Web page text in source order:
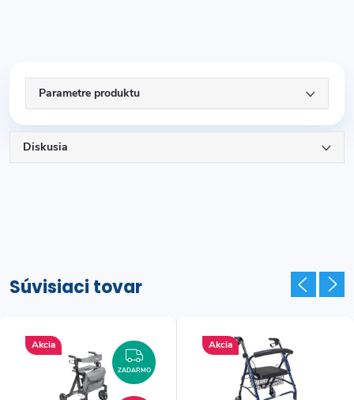
Parametre produktu
Diskusia
Súvisiaci tovar
Akcia
ZADARMO
ZADARMO
Akcia